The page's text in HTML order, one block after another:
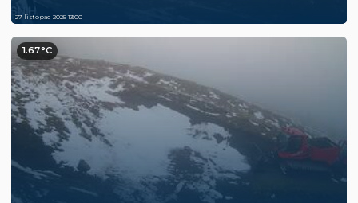
27 listopad 2025 13:00
1.67°C